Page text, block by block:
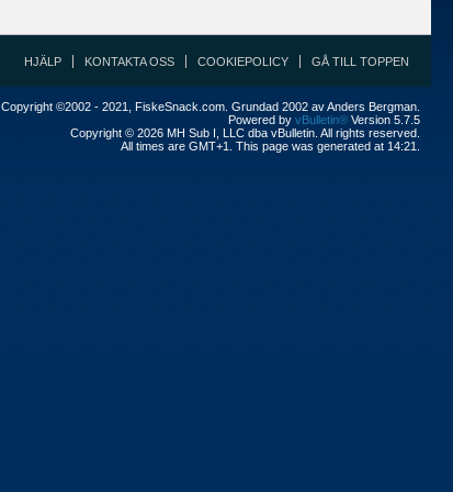
HJÄLP KONTAKTA OSS COOKIEPOLICY GÅ TILL TOPPEN
Copyright ©2002 - 2021, FiskeSnack.com. Grundad 2002 av Anders Bergman.
Powered by vBulletin® Version 5.7.5
Copyright © 2026 MH Sub I, LLC dba vBulletin. All rights reserved.
All times are GMT+1. This page was generated at 14:21.